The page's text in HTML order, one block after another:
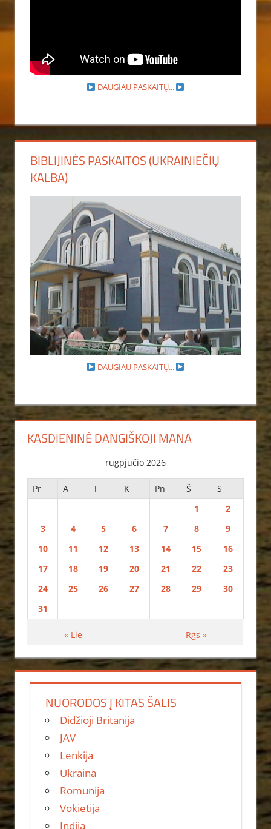
DAUGIAU PASKAITŲ...
BIBLIJINĖS PASKAITOS (UKRAINIEČIŲ
KALBA)
DAUGIAU PASKAITŲ...
KASDIENINĖ DANGIŠKOJI MANA
rugpjūčio 2026
Pr A T K Pn Š
S
1
2
3
4 5 6 7 8
9
10
11 12 13 14 15
16
17
18 19 20 21 22
23
24
25 26 27 28 29
30
31
« Lie Rgs »
NUORODOS Į KITAS ŠALIS
Didžioji Britanija
JAV
Lenkija
Ukraina
Romunija
Vokietija
Indija